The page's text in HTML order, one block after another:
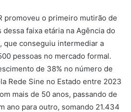
promoveu o primeiro mutirão de
faixa etária na Agência do
que conseguiu intermediar a
pessoas no mercado formal.
de 38% no número de
Rede Sine no Estado entre 2023
mais de 50 anos, passando de
ano para outro, somando 21.434